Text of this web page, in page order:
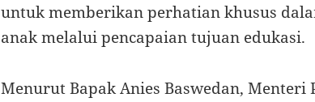
untuk memberikan perhatian khusus
anak melalui pencapaian tujuan edukasi.
Menurut Bapak Anies Baswedan, Menteri